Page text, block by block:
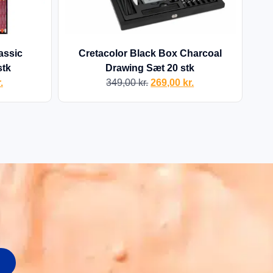
Cretacolor Black Box Charcoal
Drawing Sæt 20 stk
349,00kr. 269,00 kr.